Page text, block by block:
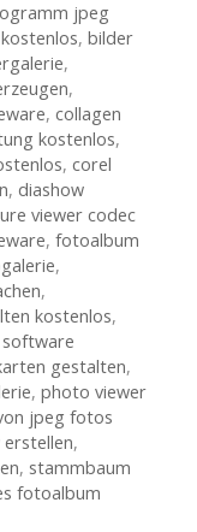
jpeg
, bilder
,
,
, collagen
kostenlos,
, corel
, diashow
viewer codec
, fotoalbum
,
,
kostenlos,
gestalten,
, photo viewer
jpeg fotos
erstellen,
, stammbaum
fotoalbum